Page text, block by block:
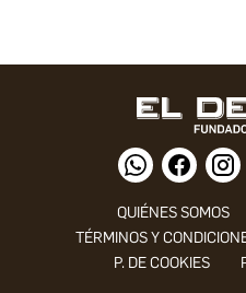
QUIÉNES SOMOS
TÉRMINOS Y
P. DE COOKIES